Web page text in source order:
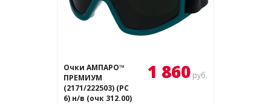
Очки АМПАРО™
ПРЕМИУМ
(2171/222503) (РС
6) н/в (очк 312.00)
1 860 руб.